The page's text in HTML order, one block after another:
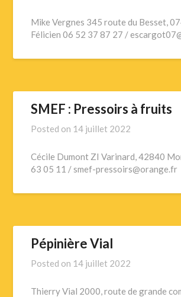
Mike Vergnes 345 route du Besset,
Félicien 06 52 37 87 27 /
SMEF : Pressoirs à fruits
Posted on 14 juillet 2022
Cécile Dumont ZI Varinard, 42840
63 05 11 / smef-pressoirs@orange.fr
Pépinière Vial
Posted on 14 juillet 2022
Thierry Vial 2000, route de grande